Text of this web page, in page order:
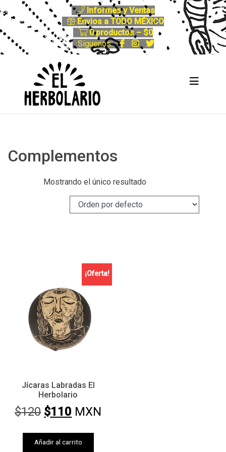
Informes y Ventas
Envios a TODO MÉXICO
0 productos – $0
Síguenos:
Complementos
Mostrando el único resultado
¡Oferta!
Jícaras Labradas El
Herbolario
$120 Original
was:
$110 Current
is:
MXN
Añadir al carrito